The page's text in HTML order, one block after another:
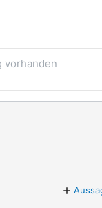
vorhanden